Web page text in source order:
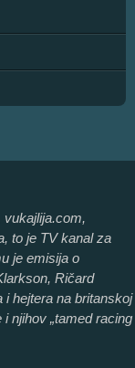
vukajlija.com,
to je TV kanal za
je emisija o
Ričard
hejtera na britanskoj
njihov „tamed racing